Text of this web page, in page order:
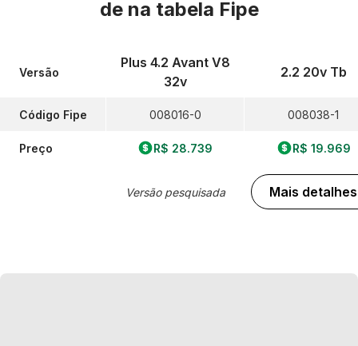
de na tabela Fipe
Versão
Código Fipe
Preço
Plus 4.2 Avant V8
32v
008016-0
R$ 28.739
Versão pesquisada
2.2 20v Tb
008038-1
R$ 19.969
Mais detalhes